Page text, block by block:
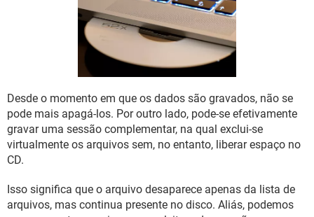
GUIA DE COMPRAS
Desde o momento em que os dados são gravados, não se
pode mais apagá-los. Por outro lado, pode-se efetivamente
gravar uma sessão complementar, na qual exclui-se
virtualmente os arquivos sem, no entanto, liberar espaço no
CD.
Isso significa que o arquivo desaparece apenas da lista de
arquivos, mas continua presente no disco. Aliás, podemos